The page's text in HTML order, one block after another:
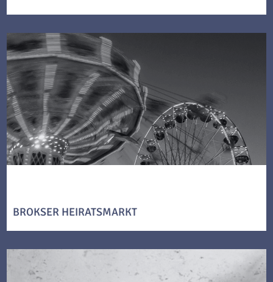
BROKSER HEIRATSMARKT